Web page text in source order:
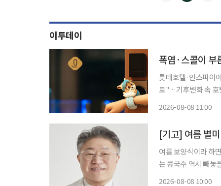
이투데이
폭염·스콜이 부
롯데호텔·인스파이
로"…기후변화 속 호텔가 '체류형 콘
2026-08-08 11:00
[기고] 여름 별미
여름 보양식이라 하
는 콩국수 역시 빼놓
2026-08-08 10:00